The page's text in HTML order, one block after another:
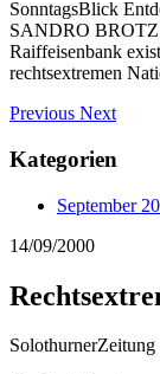
SonntagsBlick
SANDRO
Raiffeisenbank
rechtsextremen
Previous Next
Kategorien
September
14/09/2000
SolothurnerZeitung